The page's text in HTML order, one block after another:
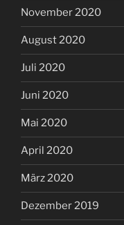
November 2020
August 2020
Juli 2020
Juni 2020
Mai 2020
April 2020
März 2020
Dezember 2019